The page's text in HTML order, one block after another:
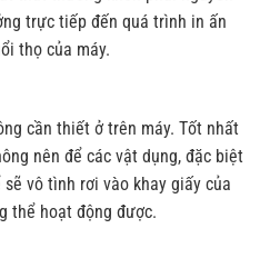
trực tiếp đến quá trình in ấn
thọ của máy.
cần thiết ở trên máy. Tốt nhất
nên để các vật dụng, đặc biệt
vô tình rơi vào khay giấy của
thể hoạt động được.